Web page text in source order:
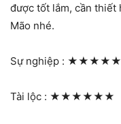
được tốt lắm, cần thiết
Mão nhé.
Sự nghiệp :
Tài lộc : ★★★★★★